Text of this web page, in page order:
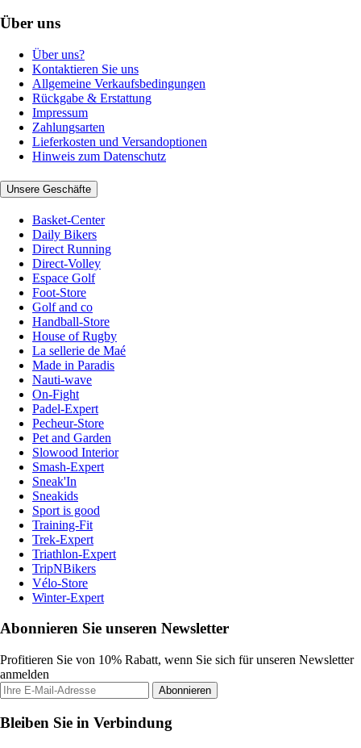
Über uns
Über uns?
Kontaktieren Sie uns
Allgemeine Verkaufsbedingungen
Rückgabe & Erstattung
Impressum
Zahlungsarten
Lieferkosten und Versandoptionen
Hinweis zum Datenschutz
Unsere Geschäfte
Basket-Center
Daily Bikers
Direct Running
Direct-Volley
Espace Golf
Foot-Store
Golf and co
Handball-Store
House of Rugby
La sellerie de Maé
Made in Paradis
Nauti-wave
On-Fight
Padel-Expert
Pecheur-Store
Pet and Garden
Slowood Interior
Smash-Expert
Sneak'In
Sneakids
Sport is good
Training-Fit
Trek-Expert
Triathlon-Expert
TripNBikers
Vélo-Store
Winter-Expert
Abonnieren Sie unseren Newsletter
Profitieren Sie von 10% Rabatt, wenn Sie sich für unseren Newsletter
anmelden
Abonnieren
Bleiben Sie in Verbindung